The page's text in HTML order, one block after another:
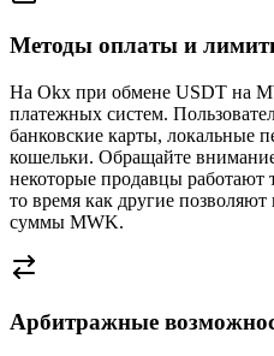
Методы оплаты и
На Okx при обмене USDT на
платежных систем.
банковские карты, локальные
кошельки. Обращайте
некоторые продавцы
то время как другие
суммы MWK.
Арбитражные